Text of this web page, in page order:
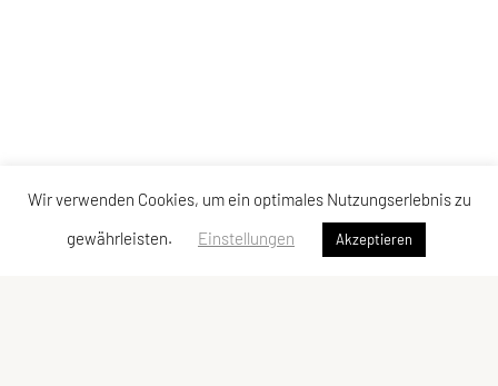
Wir verwenden Cookies, um ein optimales Nutzungserlebnis zu
gewährleisten.
Einstellungen Akzeptieren